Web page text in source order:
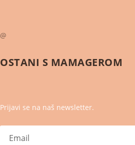
@
OSTANI S MAMAGEROM
Prijavi se na naš newsletter.